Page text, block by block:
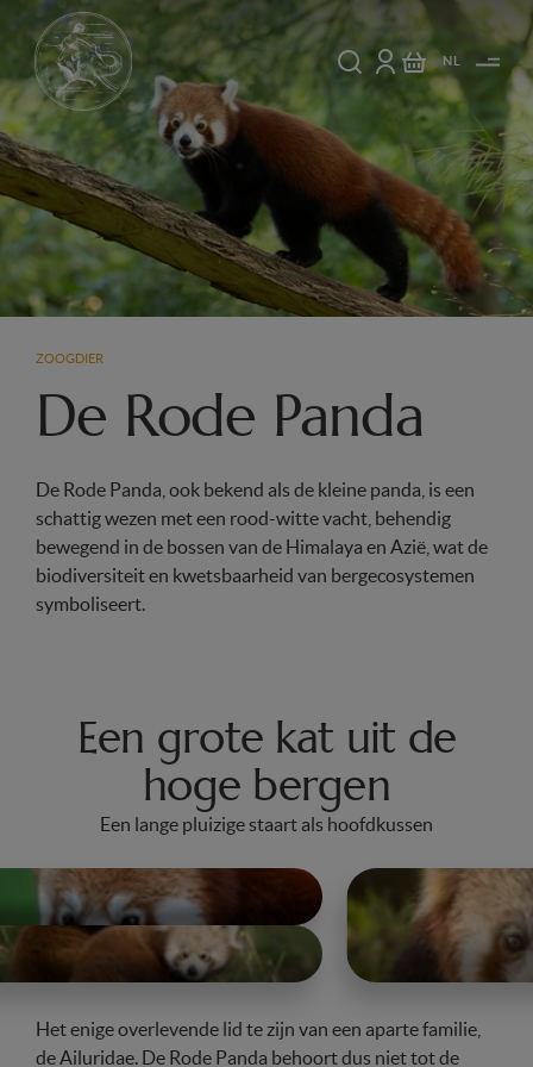
NL
ZOOGDIER
De Rode Panda
De Rode Panda, ook bekend als de kleine panda, is een
schattig wezen met een rood-witte vacht, behendig
bewegend in de bossen van de Himalaya en Azië, wat de
biodiversiteit en kwetsbaarheid van bergecosystemen
symboliseert.
Een grote kat uit de
hoge bergen
Een lange pluizige staart als hoofdkussen
Het enige overlevende lid te zijn van een aparte familie,
de Ailuridae. De Rode Panda behoort dus niet tot de